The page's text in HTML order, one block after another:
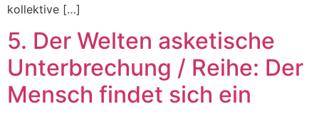
kollektive […]
5. Der Welten asketische
Unterbrechung / Reihe: Der
Mensch findet sich ein